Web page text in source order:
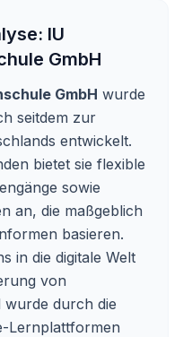
IU
GmbH
GmbH wurde
seitdem zur
entwickelt.
bietet sie flexible
sowie
an, die maßgeblich
basieren.
in die digitale Welt
von
wurde durch die
Lernplattformen